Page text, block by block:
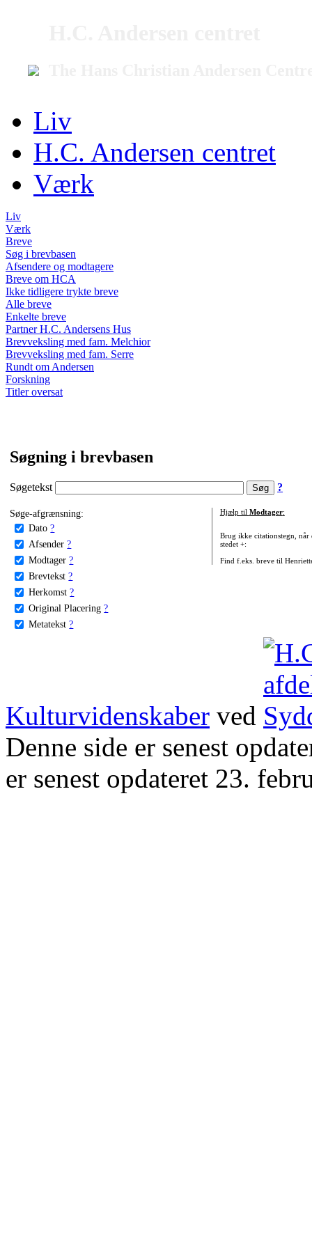
Liv
H.C. Andersen centret
Værk
Liv
Værk
Breve
Søg i brevbasen
Afsendere og modtagere
Breve om HCA
Ikke tidligere trykte breve
Alle breve
Enkelte breve
Partner H.C. Andersens Hus
Brevveksling med fam. Melchior
Brevveksling med fam. Serre
Rundt om Andersen
Forskning
Titler oversat
Søgning i brevbasen
Søgetekst ?
Søge-afgrænsning:
Dato ?
Afsender ?
Modtager ?
Brevtekst ?
Herkomst ?
Original Placering ?
Metatekst ?
Hjælp til Modtager:
Brug ikke citationstegn, når
stedet +:
Find f.eks. breve til
Kulturvidenskaber ved
Denne side er senest
er senest opdateret 23.